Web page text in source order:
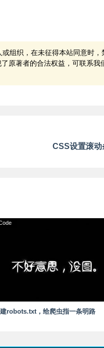
或组织，在未征得本站同意时，
原著者的合法权益，可联系我
CSS设置滚动
robots.txt，给爬虫指一条明路